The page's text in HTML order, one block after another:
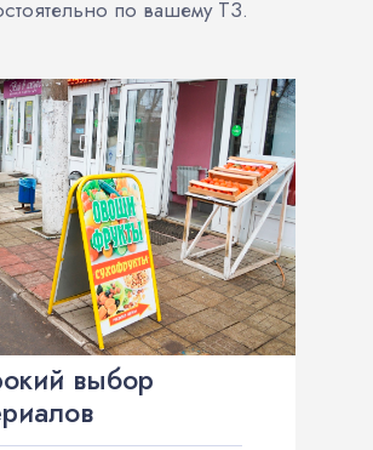
по вашему ТЗ.
выбор